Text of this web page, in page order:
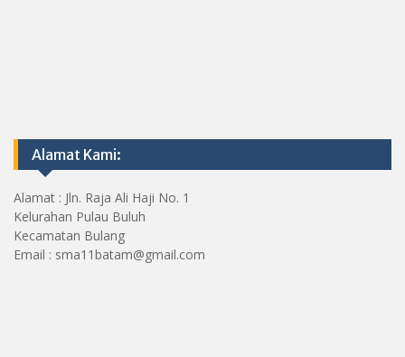
Alamat Kami:
Alamat : Jln. Raja Ali Haji No. 1
Kelurahan Pulau Buluh
Kecamatan Bulang
Email : sma11batam@gmail.com